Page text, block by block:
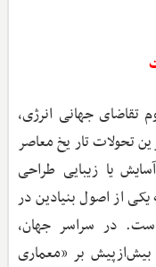
تقاضای جهانی انرژی،
تحولات تاریخ معاصر
یا زیبایی طراحی
از اصول بنیادین در
در سراسر جهان،
بیش‌ازپیش بر «معماری